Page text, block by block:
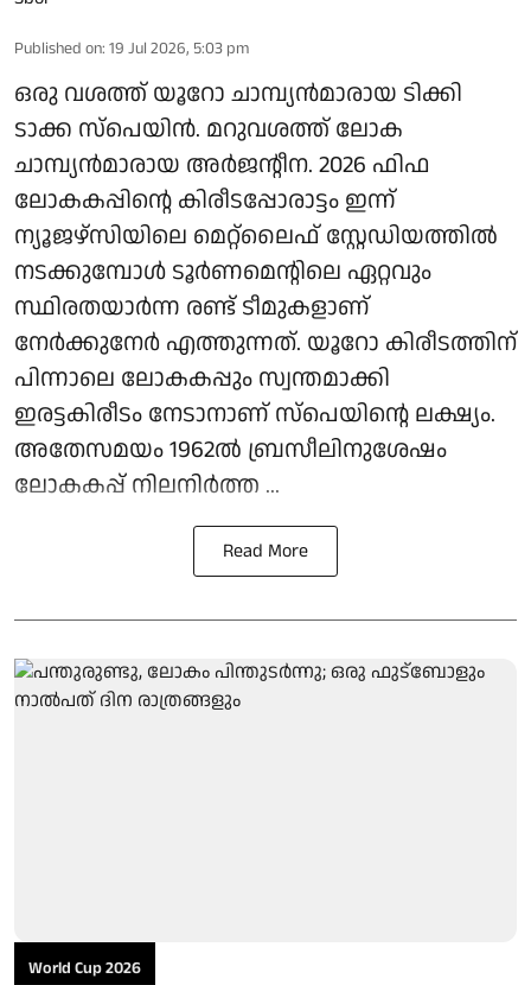
Published on: 19 Jul 2026, 5:03 pm
ഒരു വശത്ത് യൂറോ ചാമ്പ്യൻമാരായ ടിക്കി
ടാക്ക സ്പെയിൻ. മറുവശത്ത് ലോക
ചാമ്പ്യൻമാരായ അർജന്റീന. 2026 ഫിഫ
ലോകകപ്പിന്റെ കിരീടപ്പോരാട്ടം ഇന്ന്
ന്യൂജഴ്‌സിയിലെ മെറ്റ്‌ലൈഫ് സ്റ്റേഡിയത്തിൽ
നടക്കുമ്പോൾ ടൂർണമെന്റിലെ ഏറ്റവും
സ്ഥിരതയാർന്ന രണ്ട് ടീമുകളാണ്
നേർക്കുനേർ എത്തുന്നത്. യൂറോ കിരീടത്തിന്
പിന്നാലെ ലോകകപ്പും സ്വന്തമാക്കി
ഇരട്ടകിരീടം നേടാനാണ് സ്പെയിന്റെ ലക്ഷ്യം.
അതേസമയം 1962ൽ ബ്രസീലിനുശേഷം
ലോകകപ്പ് നിലനിർത്ത ...
Read More
World Cup 2026